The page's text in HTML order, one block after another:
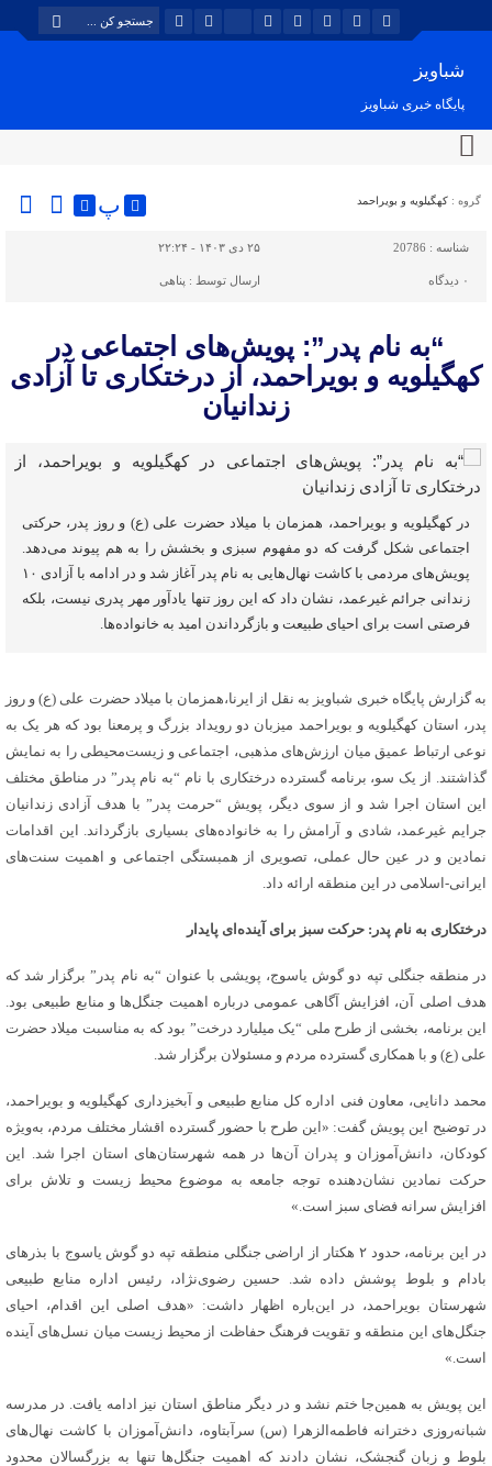
شباویز
پایگاه خبری شباویز
گروه : کهگیلویه و بویراحمد پ
شناسه : 20786 ۲۵ دی ۱۴۰۳ - ۲۲:۲۴
۰ دیدگاه ارسال توسط : پناهی
“به نام پدر”: پویش‌های اجتماعی در
کهگیلویه و بویراحمد، از درختکاری تا آزادی
زندانیان
در کهگیلویه و بویراحمد، همزمان با میلاد حضرت علی (ع) و روز پدر، حرکتی
اجتماعی شکل گرفت که دو مفهوم سبزی و بخشش را به هم پیوند می‌دهد.
پویش‌های مردمی با کاشت نهال‌هایی به نام پدر آغاز شد و در ادامه با آزادی ۱۰
زندانی جرائم غیرعمد، نشان داد که این روز تنها یادآور مهر پدری نیست، بلکه
فرصتی است برای احیای طبیعت و بازگرداندن امید به خانواده‌ها.
به گزارش پایگاه خبری شباویز به نقل از ایرنا،همزمان با میلاد حضرت علی (ع) و روز
پدر، استان کهگیلویه و بویراحمد میزبان دو رویداد بزرگ و پرمعنا بود که هر یک به
نوعی ارتباط عمیق میان ارزش‌های مذهبی، اجتماعی و زیست‌محیطی را به نمایش
گذاشتند. از یک سو، برنامه گسترده درختکاری با نام “به نام پدر” در مناطق مختلف
این استان اجرا شد و از سوی دیگر، پویش “حرمت پدر” با هدف آزادی زندانیان
جرایم غیرعمد، شادی و آرامش را به خانواده‌های بسیاری بازگرداند. این اقدامات
نمادین و در عین حال عملی، تصویری از همبستگی اجتماعی و اهمیت سنت‌های
ایرانی-اسلامی در این منطقه ارائه داد.
درختکاری به نام پدر: حرکت سبز برای آینده‌ای پایدار
در منطقه جنگلی تپه دو گوش یاسوج، پویشی با عنوان “به نام پدر” برگزار شد که
هدف اصلی آن، افزایش آگاهی عمومی درباره اهمیت جنگل‌ها و منابع طبیعی بود.
این برنامه، بخشی از طرح ملی “یک میلیارد درخت” بود که به مناسبت میلاد حضرت
علی (ع) و با همکاری گسترده مردم و مسئولان برگزار شد.
محمد دانایی، معاون فنی اداره کل منابع طبیعی و آبخیزداری کهگیلویه و بویراحمد،
در توضیح این پویش گفت: «این طرح با حضور گسترده اقشار مختلف مردم، به‌ویژه
کودکان، دانش‌آموزان و پدران آن‌ها در همه شهرستان‌های استان اجرا شد. این
حرکت نمادین نشان‌دهنده توجه جامعه به موضوع محیط زیست و تلاش برای
افزایش سرانه فضای سبز است.»
در این برنامه، حدود ۲ هکتار از اراضی جنگلی منطقه تپه دو گوش یاسوج با بذرهای
بادام و بلوط پوشش داده شد. حسین رضوی‌نژاد، رئیس اداره منابع طبیعی
شهرستان بویراحمد، در این‌باره اظهار داشت: «هدف اصلی این اقدام، احیای
جنگل‌های این منطقه و تقویت فرهنگ حفاظت از محیط زیست میان نسل‌های آینده
است.»
این پویش به همین‌جا ختم نشد و در دیگر مناطق استان نیز ادامه یافت. در مدرسه
شبانه‌روزی دخترانه فاطمه‌الزهرا (س) سرآبتاوه، دانش‌آموزان با کاشت نهال‌های
بلوط و زبان گنجشک، نشان دادند که اهمیت جنگل‌ها تنها به بزرگسالان محدود